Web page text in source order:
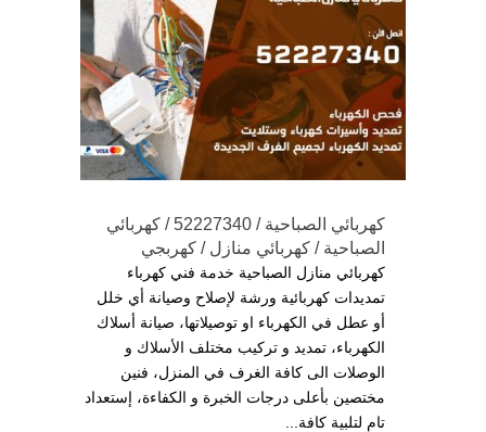
كهربائي الصباحية / 52227340 / كهربائي
الصباحية / كهربائي منازل / كهربجي
كهربائي منازل الصباحية خدمة فني كهرباء
تمديدات كهربائية ورشة لإصلاح وصيانة أي خلل
أو عطل في الكهرباء او توصيلاتها، صيانة أسلاك
الكهرباء، تمديد و تركيب مختلف الأسلاك و
الوصلات الى كافة الغرف في المنزل، فنين
مختصين بأعلى درجات الخبرة و الكفاءة، إستعداد
تام لتلبية كافة...